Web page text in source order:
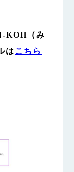
KOH（み
は こちら